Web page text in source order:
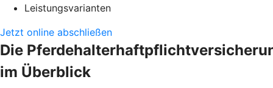
Leistungsvarianten
Jetzt online abschließen
Die
im Überblick